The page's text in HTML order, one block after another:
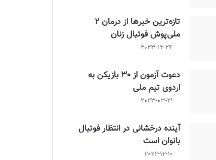
تازه‌ترین خبرها از درمان ۲
ملی‌پوش فوتبال زنان
2023-12-24
دعوت آزمون از 30 بازیکن به
اردوی تیم ملی
2023-03-21
آینده درخشانی در انتظار فوتبال
بانوان است
2022-12-10